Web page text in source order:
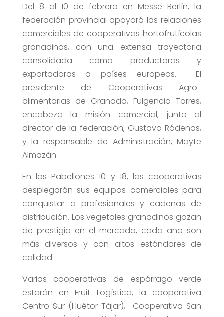
Del 8 al 10 de febrero en Messe Berlín, la
federación provincial apoyará las relaciones
comerciales de cooperativas hortofrutícolas
granadinas, con una extensa trayectoria
consolidada como productoras y
exportadoras a países europeos. El
presidente de Cooperativas Agro-
alimentarias de Granada, Fulgencio Torres,
encabeza la misión comercial, junto al
director de la federación, Gustavo Ródenas,
y la responsable de Administración, Mayte
Almazán.
En los Pabellones 10 y 18, las cooperativas
desplegarán sus equipos comerciales para
conquistar a profesionales y cadenas de
distribución. Los vegetales granadinos gozan
de prestigio en el mercado, cada año son
más diversos y con altos estándares de
calidad.
Varias cooperativas de espárrago verde
estarán en Fruit Logística, la cooperativa
Centro Sur (Huétor Tájar), Cooperativa San